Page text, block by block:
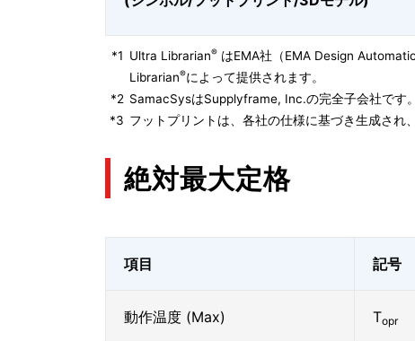
*1 Ultra Librarian® はEMA社（EMA Design
Librarian®によって提供されます。
*2 SamacSysはSupplyframe, Inc.の完全子会社です
*3 フットプリントは、各社の仕様に基づき生成さ
絶対最大定格
項目 記号
動作温度 (Max) Topr